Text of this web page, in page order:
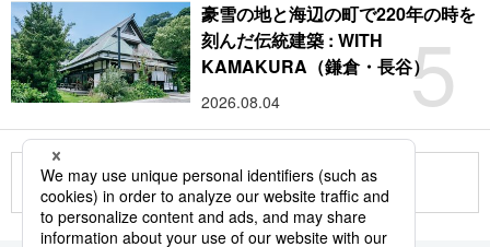
5
豪雪の地と海辺の町で220年の時を
刻んだ伝統建築 : WITH
KAMAKURA（鎌倉・長谷）
2026.08.04
もっと見る